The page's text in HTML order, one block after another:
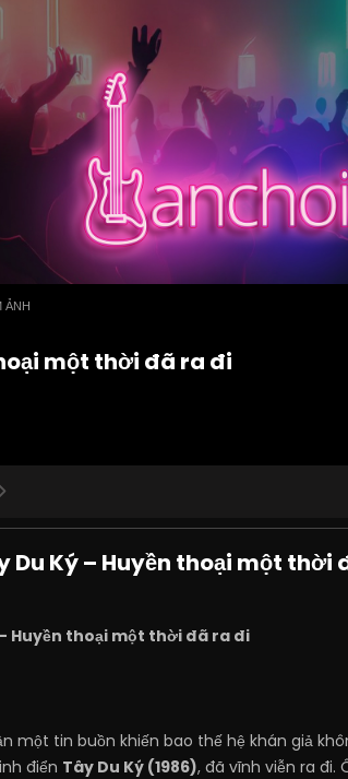
ẢNH
một thời đã ra đi
Du Ký – Huyền thoại một thời
Huyền thoại một thời đã ra đi
một tin buồn khiến bao thế hệ khán giả
điển Tây Du Ký (1986), đã vĩnh viễn ra đi.